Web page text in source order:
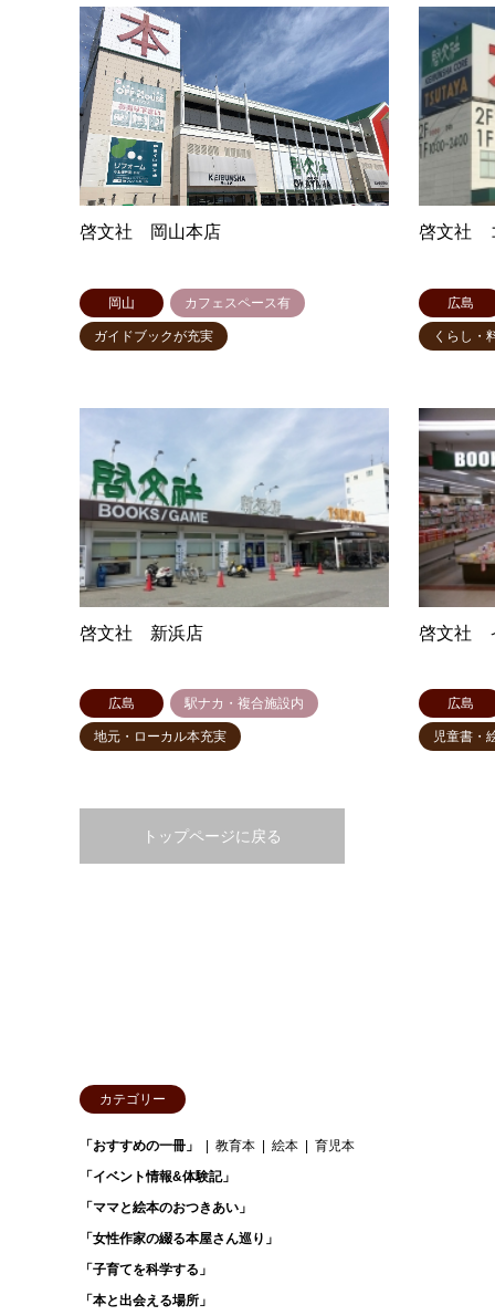
啓文社 岡山本店
岡山 カフェスペース有
ガイドブックが充実
啓文社
広島
くらし・
啓文社 新浜店
広島 駅ナカ・複合施設内
地元・ローカル本充実
啓文社
広島
児童書・
トップページに戻る
カテゴリー
「おすすめの一冊」 教育本 絵本
育児本
「イベント情報&体験記」
「ママと絵本のおつきあい」
「女性作家の綴る本屋さん巡り」
「子育てを科学する」
「本と出会える場所」